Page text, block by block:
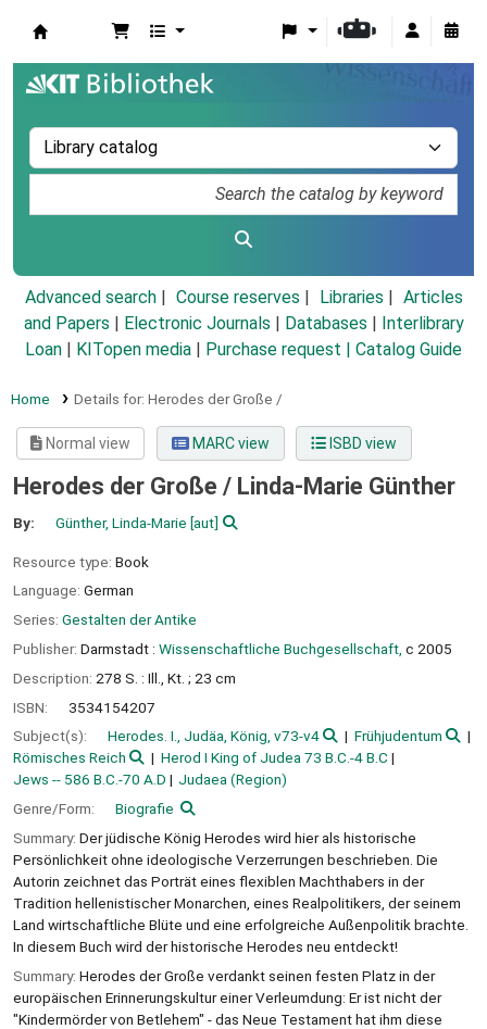
Advanced search Course reserves Libraries
Articles
and Papers
Electronic Journals Databases
Interlibrary
Loan
KITopen media Purchase request | Catalog Guide
Home Details for: Herodes der Große /
Normal view MARC view ISBD view
Herodes der Große / Linda-Marie Günther
By: Günther, Linda-Marie [aut]
Resource type: Book
Language: German
Series: Gestalten der Antike
Publisher: Darmstadt : Wissenschaftliche Buchgesellschaft, c 2005
Description: 278 S. : Ill., Kt. ; 23 cm
ISBN:
3534154207
Subject(s):
Herodes. I., Judäa, König, v73-v4
Frühjudentum
Römisches Reich
Herod I King of Judea 73 B.C.-4 B.C
Jews -- 586 B.C.-70 A.D
Judaea (Region)
Genre/Form:
Biografie
Summary: Der jüdische König Herodes wird hier als historische
Persönlichkeit ohne ideologische Verzerrungen beschrieben. Die
Autorin zeichnet das Porträt eines flexiblen Machthabers in der
Tradition hellenistischer Monarchen, eines Realpolitikers, der seinem
Land wirtschaftliche Blüte und eine erfolgreiche Außenpolitik brachte.
In diesem Buch wird der historische Herodes neu entdeckt!
Summary: Herodes der Große verdankt seinen festen Platz in der
europäischen Erinnerungskultur einer Verleumdung: Er ist nicht der
"Kindermörder von Betlehem" - das Neue Testament hat ihm diese